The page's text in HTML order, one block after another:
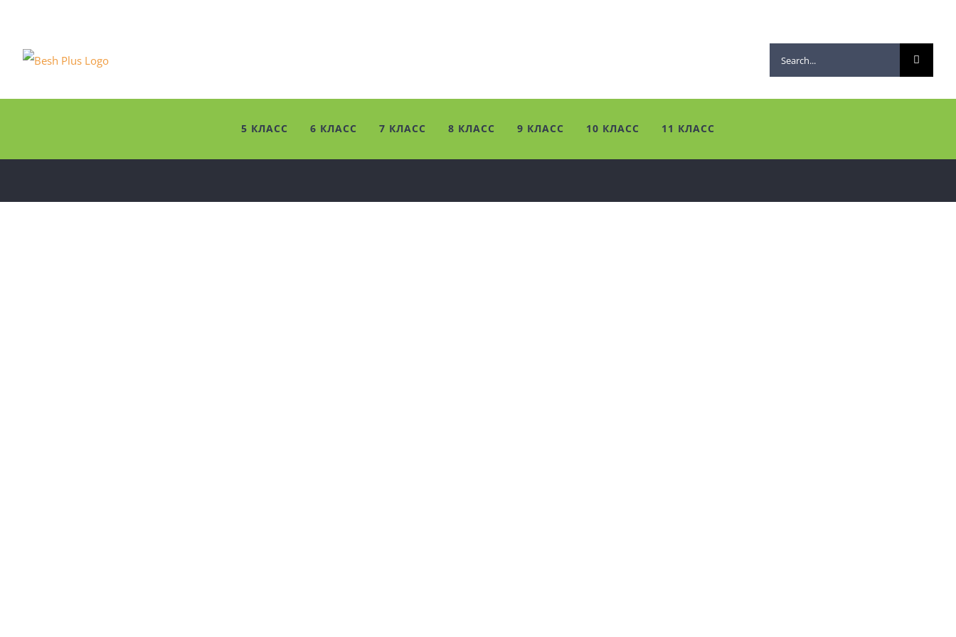
content
Search
for:
5 КЛАСС 6 КЛАСС 7 КЛАСС 8 КЛАСС 9 КЛАСС 10 КЛАСС 11 КЛАСС